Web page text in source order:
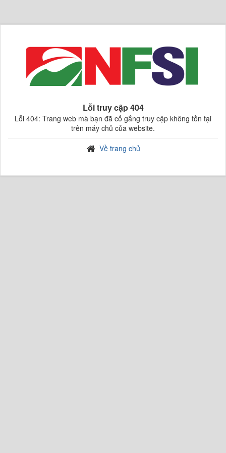
Lỗi truy cập 404
Lỗi 404: Trang web mà bạn đã cố gắng truy cập không tồn tại
trên máy chủ của website.
Về trang chủ